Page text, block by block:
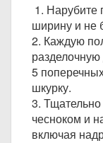
1. Нарубите
ширину и не
2. Каждую
5
шкурку.
3.
чесноком и
включая